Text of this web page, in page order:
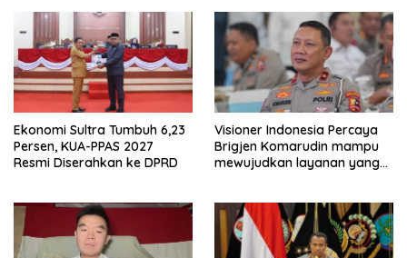
Ekonomi Sultra Tumbuh 6,23
Persen, KUA-PPAS 2027
Resmi Diserahkan ke DPRD
Visioner Indonesia Percaya
Brigjen Komarudin mampu
mewujudkan layanan yang